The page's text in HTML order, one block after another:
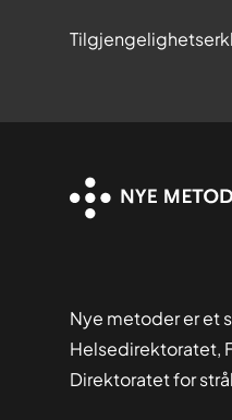
Nye metoder er et
Helsedirektoratet,
Direktoratet for